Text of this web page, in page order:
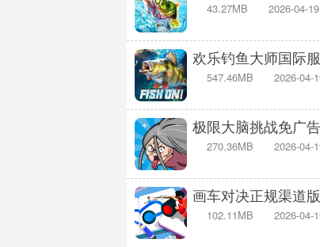
43.27MB 2026-04-19
欢乐钓鱼大师国际
547.46MB 2026-04-
极限大脑挑战免广
270.36MB 2026-04-
画车对决正规渠道版
102.11MB 2026-04-